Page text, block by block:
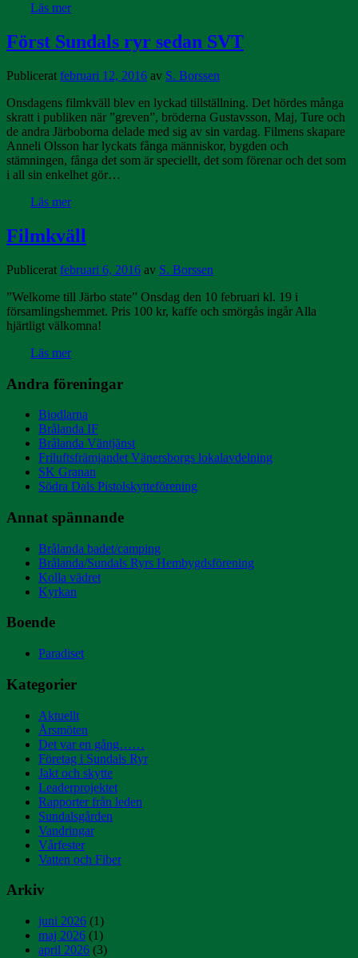
Läs mer
Först Sundals ryr sedan SVT
Publicerat februari 12, 2016 av S. Borssen
Onsdagens filmkväll blev en lyckad tillställning. Det hördes många
skratt i publiken när ”greven”, bröderna Gustavsson, Maj, Ture och
de andra Järboborna delade med sig av sin vardag. Filmens skapare
Anneli Olsson har lyckats fånga människor, bygden och
stämningen, fånga det som är speciellt, det som förenar och det som
i all sin enkelhet gör…
Läs mer
Filmkväll
Publicerat februari 6, 2016 av S. Borssen
”Welkome till Järbo state” Onsdag den 10 februari kl. 19 i
församlingshemmet. Pris 100 kr, kaffe och smörgås ingår Alla
hjärtligt välkomna!
Läs mer
Andra föreningar
Biodlarna
Brålanda IF
Brålanda Väntjänst
Friluftsfrämjandet Vänersborgs lokalavdelning
SK Granan
Södra Dals Pistolskytteförening
Annat spännande
Brålanda badet/camping
Brålanda/Sundals Ryrs Hembygdsförening
Kolla vädret
Kyrkan
Boende
Paradiset
Kategorier
Aktuellt
Årsmöten
Det var en gång……
Företag i Sundals Ryr
Jakt och skytte
Leaderprojektet
Rapporter från leden
Sundalsgården
Vandringar
Vårfester
Vatten och Fiber
Arkiv
juni 2026 (1)
maj 2026 (1)
april 2026 (3)